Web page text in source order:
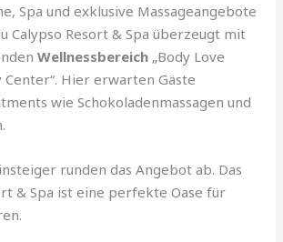
Spa und exklusive Massageangebote
Calypso Resort & Spa überzeugt mit
Wellnessbereich „Body Love
Center“. Hier erwarten Gäste
wie Schokoladenmassagen und
runden das Angebot ab. Das
& Spa ist eine perfekte Oase für